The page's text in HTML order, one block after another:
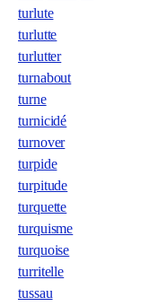
turlute
turlutte
turlutter
turnabout
turne
turnicidé
turnover
turpide
turpitude
turquette
turquisme
turquoise
turritelle
tussau